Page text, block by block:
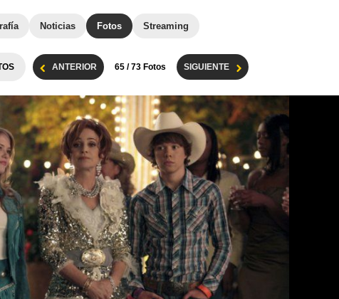
Noticias Fotos Streaming
ANTERIOR 65 / 73 Fotos SIGUIENTE